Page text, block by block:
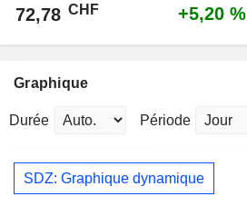
72,78 CHF +5,20 %
Graphique
Durée Période
SDZ: Graphique dynamique